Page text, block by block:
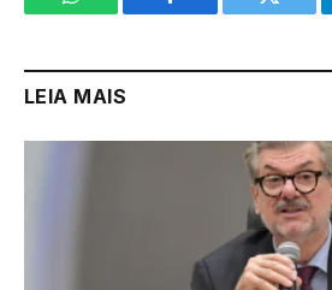
WhatsApp Facebook Twitter
LEIA MAIS